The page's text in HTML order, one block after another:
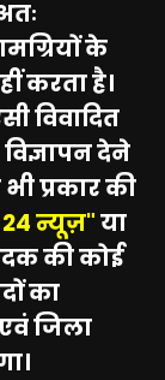
के
करता है।
विवादित
देने
प्रकार की
न्यूज़"या
की कोई
का
जिला